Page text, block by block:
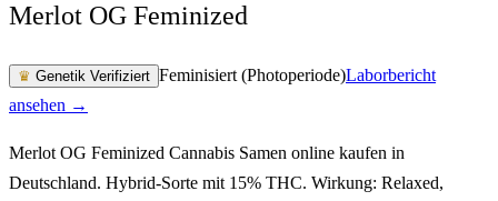
Merlot OG Feminized
♛ Genetik Verifiziert Feminisiert (Photoperiode)Laborbericht
ansehen →
Merlot OG Feminized Cannabis Samen online kaufen in
Deutschland. Hybrid-Sorte mit 15% THC. Wirkung: Relaxed,